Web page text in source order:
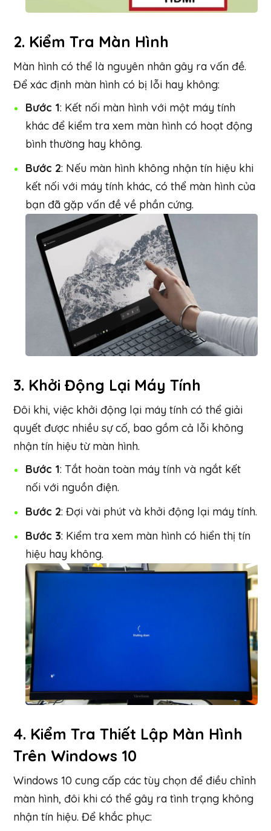
2. Kiểm Tra Màn Hình
Màn hình có thể là nguyên nhân gây ra vấn đề.
Để xác định màn hình có bị lỗi hay không:
Bước 1: Kết nối màn hình với một máy tính
khác để kiểm tra xem màn hình có hoạt động
bình thường hay không.
Bước 2: Nếu màn hình không nhận tín hiệu khi
kết nối với máy tính khác, có thể màn hình của
bạn đã gặp vấn đề về phần cứng.
3. Khởi Động Lại Máy Tính
Đôi khi, việc khởi động lại máy tính có thể giải
quyết được nhiều sự cố, bao gồm cả lỗi không
nhận tín hiệu từ màn hình.
Bước 1: Tắt hoàn toàn máy tính và ngắt kết
nối với nguồn điện.
Bước 2: Đợi vài phút và khởi động lại máy tính.
Bước 3: Kiểm tra xem màn hình có hiển thị tín
hiệu hay không.
4. Kiểm Tra Thiết Lập Màn Hình
Trên Windows 10
Windows 10 cung cấp các tùy chọn để điều chỉnh
màn hình, đôi khi có thể gây ra tình trạng không
nhận tín hiệu. Để khắc phục: